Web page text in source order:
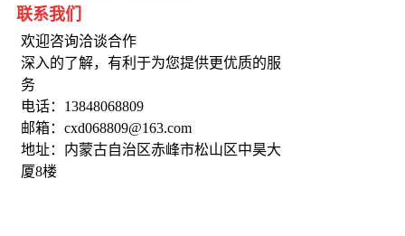
联系我们
欢迎咨询洽谈合作
深入的了解，有利于为您提供更优质的服
务
电话：13848068809
邮箱：cxd068809@163.com
地址：内蒙古自治区赤峰市松山区中昊大
厦8楼